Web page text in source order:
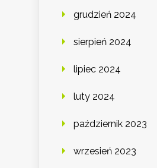
grudzień 2024
sierpień 2024
lipiec 2024
luty 2024
październik 2023
wrzesień 2023